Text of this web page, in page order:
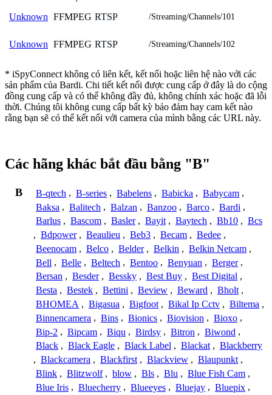
Unknown FFMPEG RTSP /Streaming/Channels/101
Unknown FFMPEG RTSP /Streaming/Channels/102
* iSpyConnect không có liên kết, kết nối hoặc liên hệ nào với các
sản phẩm của Bardi. Chi tiết kết nối được cung cấp ở đây là do cộng
đồng cung cấp và có thể không đầy đủ, không chính xác hoặc đã lỗi
thời. Chúng tôi không cung cấp bất kỳ bảo đảm hay cam kết nào
rằng bạn sẽ có thể kết nối với camera của mình bằng các URL này.
Các hãng khác bắt đầu bằng "B"
B B-qtech , B-series , Babelens , Babicka , Babycam ,
Baksa , Balitech , Balzan , Banzoo , Barco , Bardi ,
Barlus , Bascom , Basler , Bayit , Baytech , Bb10 , Bcs
, Bdpower , Beaulieu , Beb3 , Becam , Bedee ,
Beenocam , Belco , Belder , Belkin , Belkin Netcam ,
Bell , Belle , Beltech , Bentoo , Benyuan , Berger ,
Bersan , Besder , Bessky , Best Buy , Best Digital ,
Besta , Bestek , Bettini , Beview , Beward , Bholt ,
BHOMEA , Bigasua , Bigfoot , Bikal Ip Cctv , Biltema ,
Binnencamera , Bins , Bionics , Biovision , Bioxo ,
Bip-2 , Bipcam , Biqu , Birdsy , Bitron , Biwond ,
Black , Black Eagle , Black Label , Blackat , Blackberry
, Blackcamera , Blackfirst , Blackview , Blaupunkt ,
Blink , Blitzwolf , blow , Bls , Blu , Blue Fish Cam ,
Blue Iris , Bluecherry , Blueeyes , Bluejay , Bluepix ,